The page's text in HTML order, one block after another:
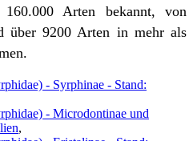
Arten bekannt, von
über 9200 Arten in mehr als
- Syrphinae - Stand:
- Microdontinae und
,